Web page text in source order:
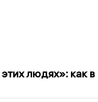
людях»: как